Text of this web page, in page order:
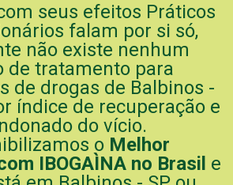
seus efeitos Práticos
falam por si só,
não existe nenhum
de tratamento para
de drogas de Balbinos -
índice de recuperação e
do vício.
o Melhor
IBOGAÌNA no Brasil e